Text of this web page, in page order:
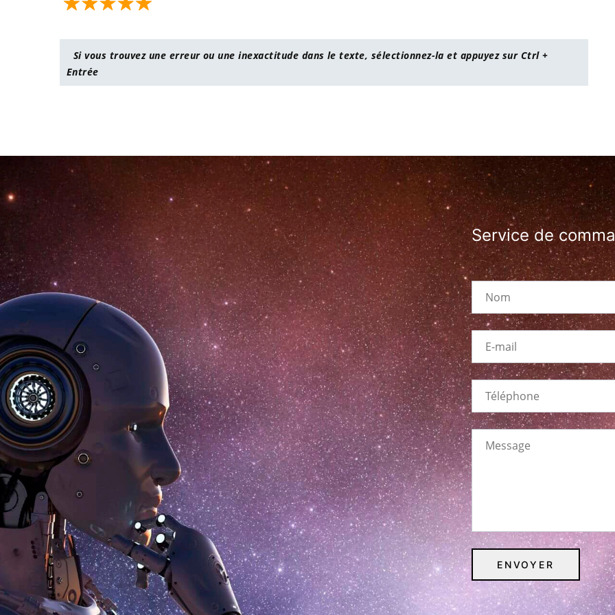
Si vous trouvez une erreur ou une inexactitude dans le texte, sélectionnez-la et appuyez sur Ctrl +
Entrée
Service de